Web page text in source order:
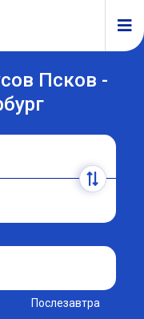
Псков -
Послезавтра